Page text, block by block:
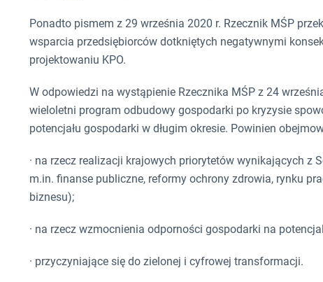
Ponadto pismem z 29 września 2020 r. Rzecznik MŚP
wsparcia przedsiębiorców dotkniętych negatywnymi
projektowaniu KPO.
W odpowiedzi na wystąpienie Rzecznika MŚP z 24
wieloletni program odbudowy gospodarki po kryzysie
potencjału gospodarki w długim okresie. Powinien
· na rzecz realizacji krajowych priorytetów wynikających z
m.in. finanse publiczne, reformy ochrony zdrowia, rynku
biznesu);
· na rzecz wzmocnienia odporności gospodarki na
· przyczyniające się do zielonej i cyfrowej transformacji.